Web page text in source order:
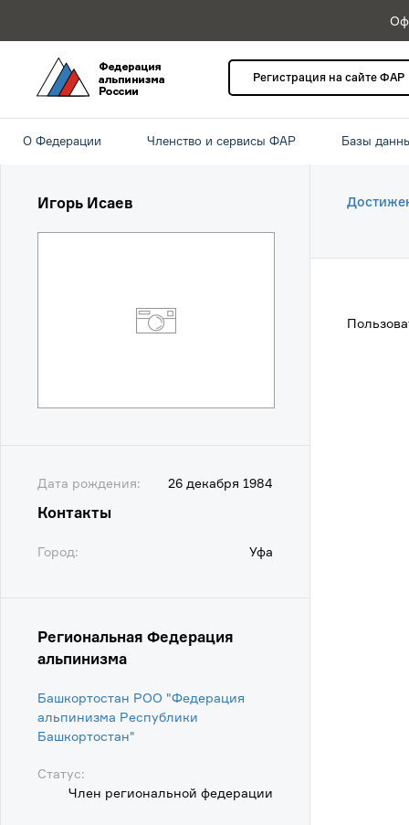
Регистрация на сайте ФАР
О Федерации Членство и сервисы ФАР Базы
Игорь Исаев
Дата рождения: 26 декабря 1984
Контакты
Город: Уфа
Региональная Федерация
альпинизма
Башкортостан РОО "Федерация
альпинизма Республики
Башкортостан"
Статус:
Член региональной федерации